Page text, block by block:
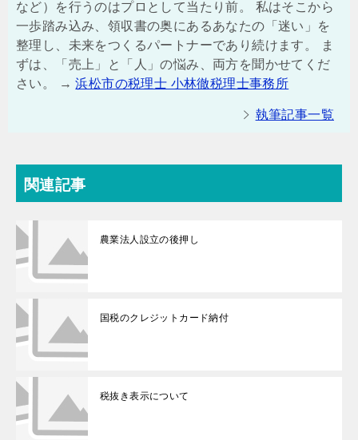
など）を行うのはプロとして当たり前。 私はそこから
一歩踏み込み、領収書の奥にあるあなたの「迷い」を
整理し、未来をつくるパートナーであり続けます。 ま
ずは、「売上」と「人」の悩み、両方を聞かせてくだ
さい。 →浜松市の税理士 小林徹税理士事務所
執筆記事一覧
関連記事
農業法人設立の後押し
国税のクレジットカード納付
税抜き表示について